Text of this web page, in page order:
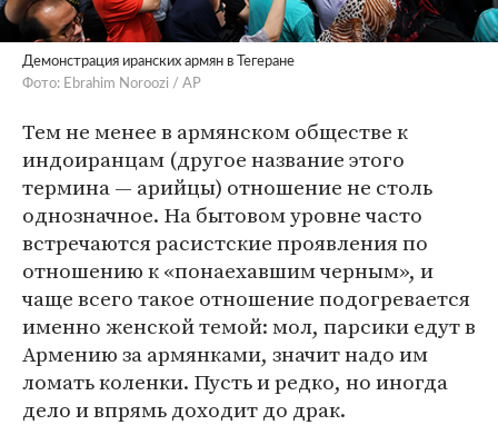
Демонстрация иранских армян в Тегеране
Фото: Ebrahim Noroozi / AP
Тем не менее в армянском обществе к
индоиранцам (другое название этого
термина — арийцы) отношение не столь
однозначное. На бытовом уровне часто
встречаются расистские проявления по
отношению к «понаехавшим черным», и
чаще всего такое отношение подогревается
именно женской темой: мол, парсики едут в
Армению за армянками, значит надо им
ломать коленки. Пусть и редко, но иногда
дело и впрямь доходит до драк.